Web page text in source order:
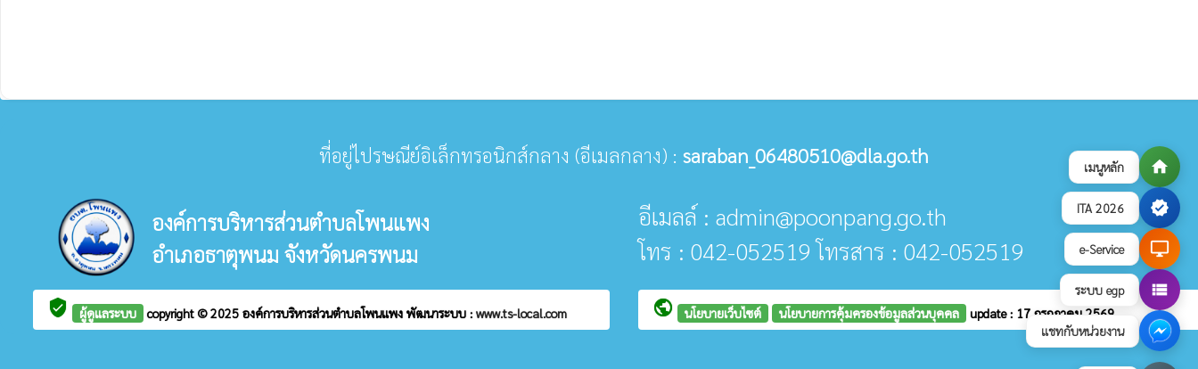
เมนูหลัก home
ITA 2026 verified
e-Service desktop_windows
ระบบ egp view_list
แชทกับหน่วยงาน
ที่อยู่ไปรษณีย์อิเล็กทรอนิกส์กลาง (อีเมลกลาง) : saraban_06480510@dla.go.th
องค์การบริหารส่วนตำบลโพนแพง
อำเภอธาตุพนม จังหวัดนครพนม
อีเมลล์ : admin@poonpang.go.th
โทร : 042-052519 โทรสาร : 042-052519
verified_user ผู้ดูแลระบบ copyright © 2025 องค์การบริหารส่วนตำบลโพนแพง พัฒนาระบบ : www.ts-local.com public นโยบายเว็บไซต์ นโยบายการคุ้มครองข้อมูลส่วนบุคคล update : 17 กรกฎาคม 2569